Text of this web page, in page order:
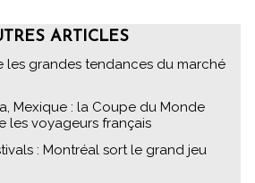
ARTICLES
les grandes tendances du marché
Mexique : la Coupe du Monde
les voyageurs français
: Montréal sort le grand jeu